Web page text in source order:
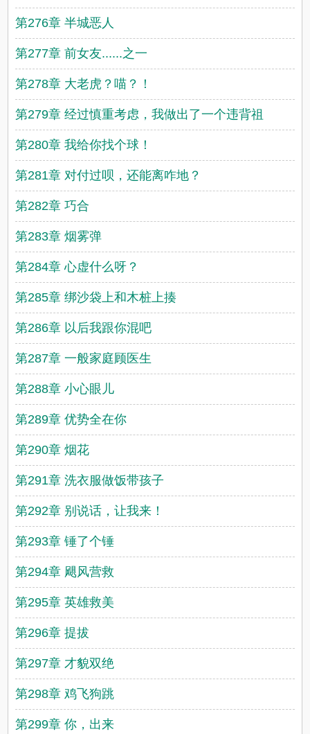
第276章 半城恶人
第277章 前女友......之一
第278章 大老虎？喵？！
第279章 经过慎重考虑，我做出了一个违背祖
第280章 我给你找个球！
第281章 对付过呗，还能离咋地？
第282章 巧合
第283章 烟雾弹
第284章 心虚什么呀？
第285章 绑沙袋上和木桩上揍
第286章 以后我跟你混吧
第287章 一般家庭顾医生
第288章 小心眼儿
第289章 优势全在你
第290章 烟花
第291章 洗衣服做饭带孩子
第292章 别说话，让我来！
第293章 锤了个锤
第294章 飓风营救
第295章 英雄救美
第296章 提拔
第297章 才貌双绝
第298章 鸡飞狗跳
第299章 你，出来